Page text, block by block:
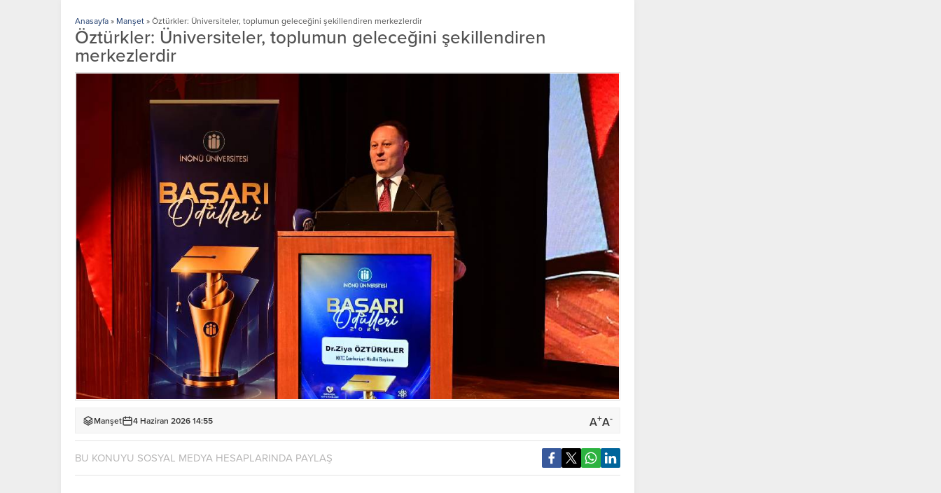
Anasayfa » Manşet » Öztürkler: Üniversiteler, toplumun geleceğini şekillendiren merkezlerdir
Öztürkler: Üniversiteler, toplumun geleceğini şekillendiren
merkezlerdir
Manşet 4 Haziran 2026 14:55 A+A-
BU KONUYU SOSYAL MEDYA HESAPLARINDA PAYLAŞ